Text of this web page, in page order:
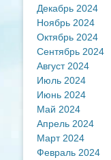
Декабрь 2024
Ноябрь 2024
Октябрь 2024
Сентябрь 2024
Август 2024
Июль 2024
Июнь 2024
Май 2024
Апрель 2024
Март 2024
Февраль 2024